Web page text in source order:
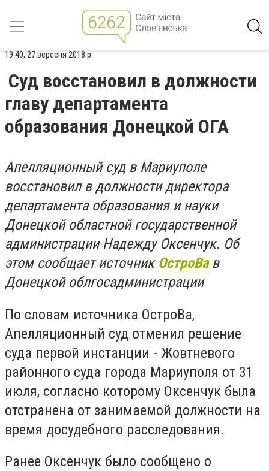
19:40, 27 вересня 2018 р.
Суд восстановил в должности
главу департамента
образования Донецкой ОГА
Апелляционный суд в Мариуполе
восстановил в должности директора
департамента образования и науки
Донецкой областной государственной
администрации Надежду Оксенчук. Об
этом сообщает источник ОстроВав
Донецкой облгосадминистрации
По словам источника ОстроВа,
Апелляционный суд отменил решение
суда первой инстанции - Жовтневого
районного суда города Мариуполя от 31
июля, согласно которому Оксенчук была
отстранена от занимаемой должности на
время досудебного расследования.
Ранее Оксенчук было сообщено о